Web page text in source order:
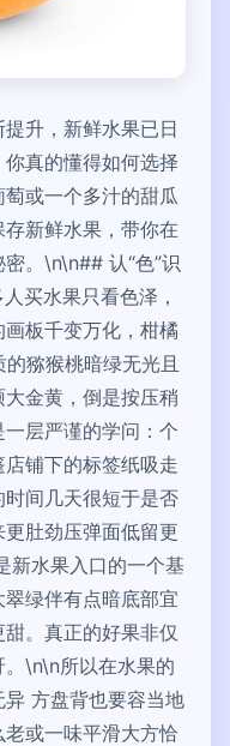
升，新鲜水果已日
真的懂得如何选择
或一个多汁的甜瓜
新鲜水果，带你在
。\n\n## 认“色”识
买水果只看色泽，
板千变万化，柑橘
猕猴桃暗绿无光且
金黄，倒是按压稍
层严谨的学问：个
铺下的标签纸吸走
间几天很短于是否
肚劲压弹面低留更
新水果入口的一个基
绿伴有点暗底部宜
。真正的好果非仅
\n\n所以在水果的
方盘背也要容当地
或一味平滑大方恰